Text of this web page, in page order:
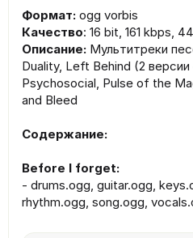
Формат: ogg vorbis
Качество: 16 bit, 161 kbps,
Описание: Мультитреки
Duality, Left Behind (2
Psychosocial, Pulse of the
and Bleed
Содержание:
Before I forget:
- drums.ogg, guitar.ogg,
rhythm.ogg, song.ogg,